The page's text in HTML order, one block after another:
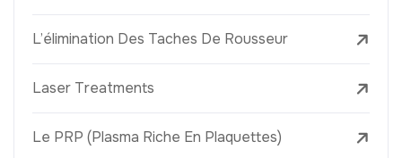
L’élimination Des Taches De Rousseur
Laser Treatments
Le PRP (Plasma Riche En Plaquettes)